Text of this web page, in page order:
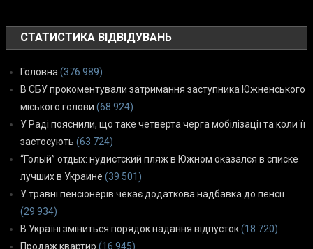
СТАТИСТИКА ВІДВІДУВАНЬ
Головна (376 989)
В СБУ прокоментували затримання заступника Южненського
міського голови (68 924)
У Раді пояснили, що таке четверта черга мобілізації та коли її
застосують (63 724)
“Голый” отдых: нудистский пляж в Южном оказался в списке
лучших в Украине (39 501)
У травні пенсіонерів чекає додаткова надбавка до пенсії
(29 934)
В Україні зміниться порядок надання відпусток(18 720)
Продаж квартир (16 945)